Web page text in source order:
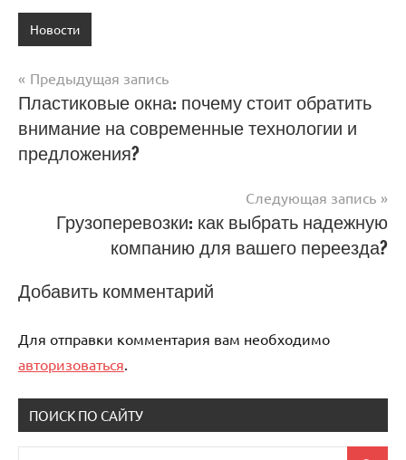
Новости
Навигация
по
записям
Предыдущая запись
Пластиковые окна: почему стоит обратить
внимание на современные технологии и
предложения?
Следующая запись
Грузоперевозки: как выбрать надежную
компанию для вашего переезда?
Добавить комментарий
Для отправки комментария вам необходимо
авторизоваться
ПОИСК ПО САЙТУ